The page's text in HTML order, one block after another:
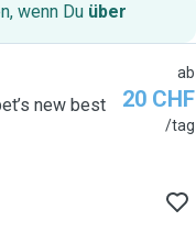
wenn Du über
new best
ab
20 CHF
/tag